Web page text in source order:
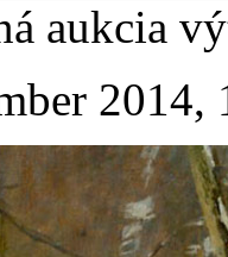
aukcia
2014,